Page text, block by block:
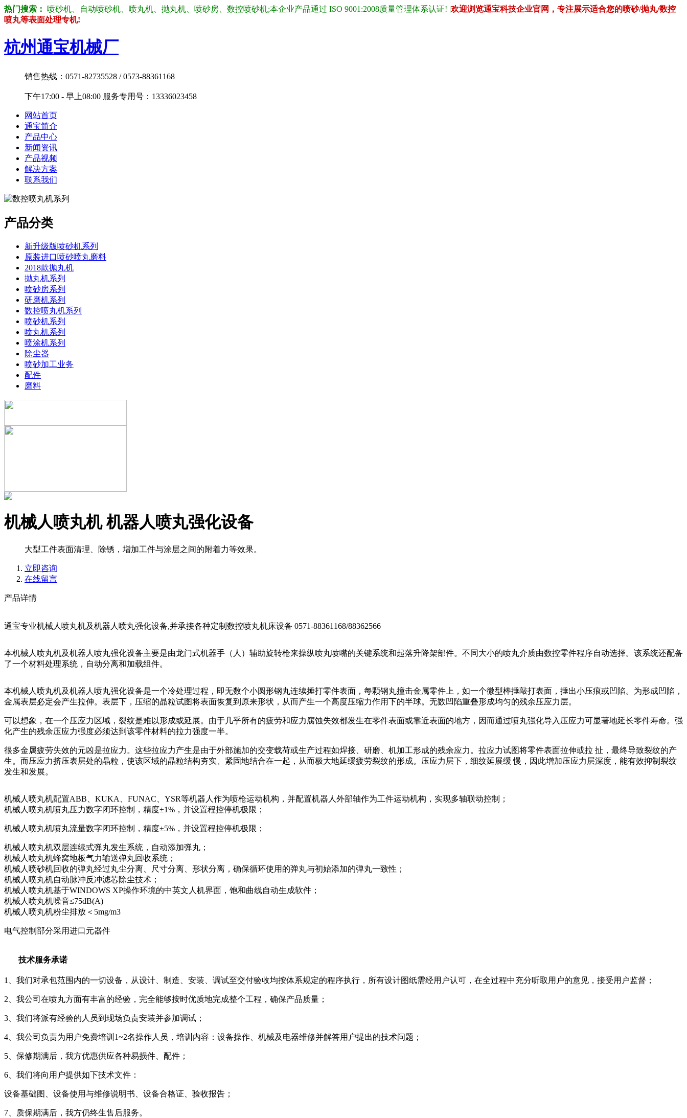
热门搜索： 喷砂机、自动喷砂机、喷丸机、抛丸机、喷砂房、数控喷砂机;本企业产品通过 ISO 9001:2008质量管理体系认证! |欢迎浏览通宝科技企业官网，专注展示适合您的喷砂/抛丸/数控
喷丸等表面处理专机!
杭州通宝机械厂
销售热线：0571-82735528 / 0573-88361168
下午17:00 - 早上08:00 服务专用号：13336023458
网站首页
通宝简介
产品中心
新闻资讯
产品视频
解决方案
联系我们
产品分类
新升级版喷砂机系列
原装进口喷砂喷丸磨料
2018款抛丸机
抛丸机系列
喷砂房系列
研磨机系列
数控喷丸机系列
喷砂机系列
喷丸机系列
喷涂机系列
除尘器
喷砂加工业务
配件
磨料
机械人喷丸机 机器人喷丸强化设备
大型工件表面清理、除锈，增加工件与涂层之间的附着力等效果。
立即咨询
在线留言
产品详情
通宝专业机械人喷丸机及机器人喷丸强化设备,并承接各种定制数控喷丸机床设备 0571-88361168/88362566
本机械人喷丸机及机器人喷丸强化设备主要是由龙门式机器手（人）辅助旋转枪来操纵喷丸喷嘴的关键系统和起落升降架部件。不同大小的喷丸介质由数控零件程序自动选择。该系统还配备
了一个材料处理系统，自动分离和加载组件。
本机械人喷丸机及机器人喷丸强化设备是一个冷处理过程，即无数个小圆形钢丸连续捶打零件表面，每颗钢丸撞击金属零件上，如一个微型棒捶敲打表面，捶出小压痕或凹陷。为形成凹陷，
金属表层必定会产生拉伸。表层下，压缩的晶粒试图将表面恢复到原来形状，从而产生一个高度压缩力作用下的半球。无数凹陷重叠形成均匀的残余压应力层。
可以想象，在一个压应力区域，裂纹是难以形成或延展。由于几乎所有的疲劳和应力腐蚀失效都发生在零件表面或靠近表面的地方，因而通过喷丸强化导入压应力可显著地延长零件寿命。强
化产生的残余压应力强度必须达到该零件材料的拉力强度一半。
很多金属疲劳失效的元凶是拉应力。这些拉应力产生是由于外部施加的交变载荷或生产过程如焊接、研磨、机加工形成的残余应力。拉应力试图将零件表面拉伸或拉 扯，最终导致裂纹的产
生。而压应力挤压表层处的晶粒，使该区域的晶粒结构夯实、紧固地结合在一起，从而极大地延缓疲劳裂纹的形成。压应力层下，细纹延展缓 慢，因此增加压应力层深度，能有效抑制裂纹
发生和发展。
机械人喷丸机配置ABB、KUKA、FUNAC、YSR等机器人作为喷枪运动机构，并配置机器人外部轴作为工件运动机构，实现多轴联动控制；
机械人喷丸机喷丸压力数字闭环控制，精度±1%，并设置程控停机极限；
机械人喷丸机喷丸流量数字闭环控制，精度±5%，并设置程控停机极限；
机械人喷丸机双层连续式弹丸发生系统，自动添加弹丸；
机械人喷丸机蜂窝地板气力输送弹丸回收系统；
机械人喷砂机回收的弹丸经过丸尘分离、尺寸分离、形状分离，确保循环使用的弹丸与初始添加的弹丸一致性；
机械人喷丸机自动脉冲反冲滤芯除尘技术；
机械人喷丸机基于WINDOWS XP操作环境的中英文人机界面，饱和曲线自动生成软件；
机械人喷丸机噪音≤75dB(A)
机械人喷丸机粉尘排放＜5mg/m3
电气控制部分采用进口元器件
技术服务承诺
1、我们对承包范围内的一切设备，从设计、制造、安装、调试至交付验收均按体系规定的程序执行，所有设计图纸需经用户认可，在全过程中充分听取用户的意见，接受用户监督；
2、我公司在喷丸方面有丰富的经验，完全能够按时优质地完成整个工程，确保产品质量；
3、我们将派有经验的人员到现场负责安装并参加调试；
4、我公司负责为用户免费培训1~2名操作人员，培训内容：设备操作、机械及电器维修并解答用户提出的技术问题；
5、保修期满后，我方优惠供应各种易损件、配件；
6、我们将向用户提供如下技术文件：
设备基础图、设备使用与维修说明书、设备合格证、验收报告；
7、质保期满后，我方仍终生售后服务。